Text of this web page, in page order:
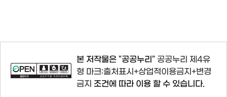
본 저작물은 "공공누리" 공공누리 제4유
형 마크:출처표시+상업적이용금지+변경
금지 조건에 따라 이용 할 수 있습니다.